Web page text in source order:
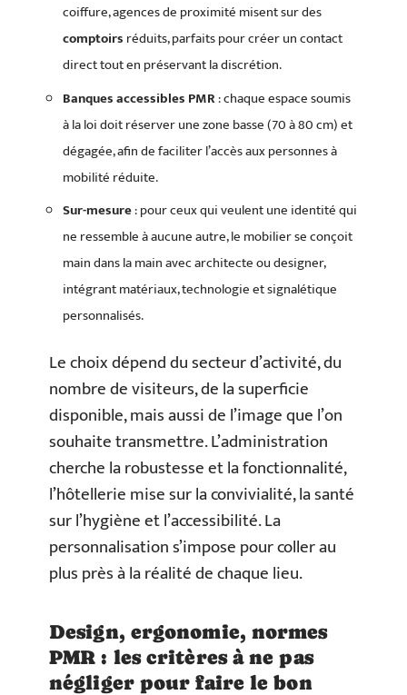
coiffure, agences de proximité misent sur des
comptoirs réduits, parfaits pour créer un contact
direct tout en préservant la discrétion.
Banques accessibles PMR: chaque espace soumis
à la loi doit réserver une zone basse (70 à 80 cm) et
dégagée, afin de faciliter l’accès aux personnes à
mobilité réduite.
Sur-mesure: pour ceux qui veulent une identité qui
ne ressemble à aucune autre, le mobilier se conçoit
main dans la main avec architecte ou designer,
intégrant matériaux, technologie et signalétique
personnalisés.
Le choix dépend du secteur d’activité, du
nombre de visiteurs, de la superficie
disponible, mais aussi de l’image que l’on
souhaite transmettre. L’administration
cherche la robustesse et la fonctionnalité,
l’hôtellerie mise sur la convivialité, la santé
sur l’hygiène et l’accessibilité. La
personnalisation s’impose pour coller au
plus près à la réalité de chaque lieu.
Design, ergonomie, normes
PMR : les critères à ne pas
négliger pour faire le bon